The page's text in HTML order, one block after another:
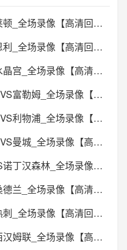
2026年05月24日 曼联VS布莱顿_全场录像【高清回放】
2026年05月24日 狼队VS伯恩利_全场录像【高清回放】
2026年05月24日 阿森纳VS水晶宫_全场录像【高清回放】
2026年05月24日 纽卡斯尔联VS富勒姆_全场录像【高清回放】
2026年05月24日 布伦特福德VS利物浦_全场录像【高清回放】
2026年05月24日 阿斯顿维拉VS曼城_全场录像【高清回放】
2026年05月24日 伯恩茅斯VS诺丁汉森林_全场录像【高清回放】
2026年05月24日 切尔西VS桑德兰_全场录像【高清回放】
2026年05月24日 埃弗顿VS热刺_全场录像【高清回放】
2026年05月24日 利兹联VS西汉姆联_全场录像【高清回放】